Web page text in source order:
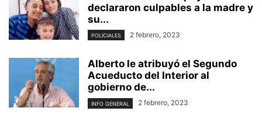
declararon culpables a la madre y
su...
POLICIALES 2 febrero, 2023
Alberto le atribuyó el Segundo
Acueducto del Interior al
gobierno de...
INFO GENERAL 2 febrero, 2023